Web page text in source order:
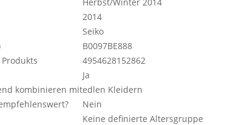
2014
Seiko
B0097BE888
4954628152862
Ja
kombinieren mitedlen Kleidern
Nein
Keine definierte Altersgruppe